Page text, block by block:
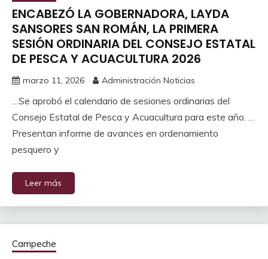
ENCABEZÓ LA GOBERNADORA, LAYDA
SANSORES SAN ROMÁN, LA PRIMERA
SESIÓN ORDINARIA DEL CONSEJO ESTATAL
DE PESCA Y ACUACULTURA 2026
marzo 11, 2026 Administración Noticias
…Se aprobó el calendario de sesiones ordinarias del
Consejo Estatal de Pesca y Acuacultura para este año. …
Presentan informe de avances en ordenamiento
pesquero y
Leer más
Campeche